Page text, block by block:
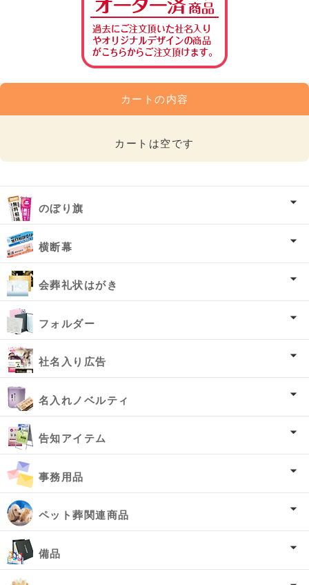
カートの内容
カートは空です
のぼり旗
横断幕
会葬礼状はがき
フォルダー
社名入り広告
名入れノベルティ
告知アイテム
事務用品
ペット葬関連商品
備品